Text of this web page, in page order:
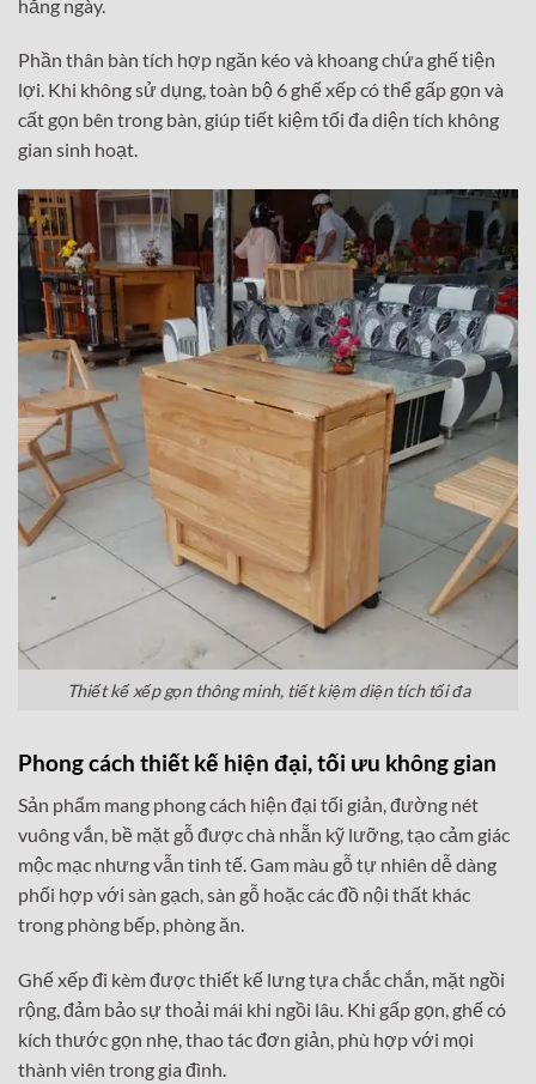
hằng ngày.
Phần thân bàn tích hợp ngăn kéo và khoang chứa ghế tiện
lợi. Khi không sử dụng, toàn bộ 6 ghế xếp có thể gấp gọn và
cất gọn bên trong bàn, giúp tiết kiệm tối đa diện tích không
gian sinh hoạt.
Thiết kế xếp gọn thông minh, tiết kiệm diện tích tối đa
Phong cách thiết kế hiện đại, tối ưu không gian
Sản phẩm mang phong cách hiện đại tối giản, đường nét
vuông vắn, bề mặt gỗ được chà nhẵn kỹ lưỡng, tạo cảm giác
mộc mạc nhưng vẫn tinh tế. Gam màu gỗ tự nhiên dễ dàng
phối hợp với sàn gạch, sàn gỗ hoặc các đồ nội thất khác
trong phòng bếp, phòng ăn.
Ghế xếp đi kèm được thiết kế lưng tựa chắc chắn, mặt ngồi
rộng, đảm bảo sự thoải mái khi ngồi lâu. Khi gấp gọn, ghế có
kích thước gọn nhẹ, thao tác đơn giản, phù hợp với mọi
thành viên trong gia đình.